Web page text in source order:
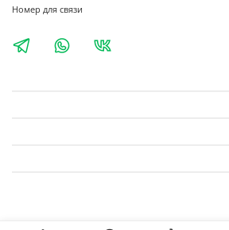
Номер для связи